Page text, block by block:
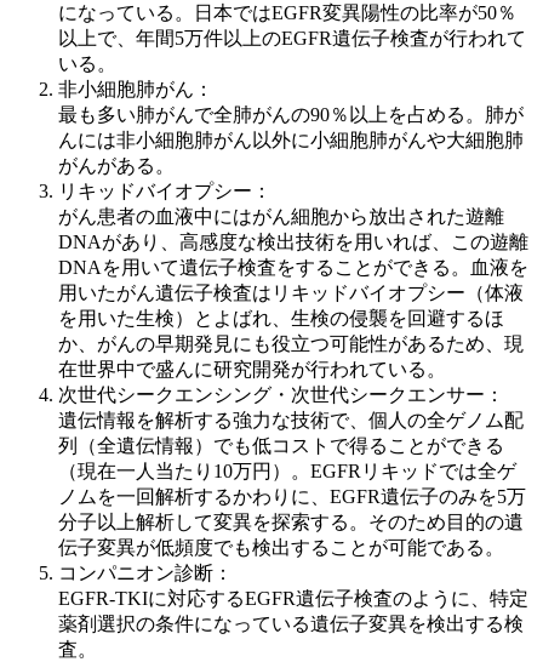
になっている。日本ではEGFR変異陽性の比率が50％
以上で、年間5万件以上のEGFR遺伝子検査が行われて
いる。
非小細胞肺がん：
最も多い肺がんで全肺がんの90％以上を占める。肺が
んには非小細胞肺がん以外に小細胞肺がんや大細胞肺
がんがある。
リキッドバイオプシー：
がん患者の血液中にはがん細胞から放出された遊離
DNAがあり、高感度な検出技術を用いれば、この遊離
DNAを用いて遺伝子検査をすることができる。血液を
用いたがん遺伝子検査はリキッドバイオプシー（体液
を用いた生検）とよばれ、生検の侵襲を回避するほ
か、がんの早期発見にも役立つ可能性があるため、現
在世界中で盛んに研究開発が行われている。
次世代シークエンシング・次世代シークエンサー：
遺伝情報を解析する強力な技術で、個人の全ゲノム配
列（全遺伝情報）でも低コストで得ることができる
（現在一人当たり10万円）。EGFRリキッドでは全ゲ
ノムを一回解析するかわりに、EGFR遺伝子のみを5万
分子以上解析して変異を探索する。そのため目的の遺
伝子変異が低頻度でも検出することが可能である。
コンパニオン診断：
EGFR-TKIに対応するEGFR遺伝子検査のように、特定
薬剤選択の条件になっている遺伝子変異を検出する検
査。